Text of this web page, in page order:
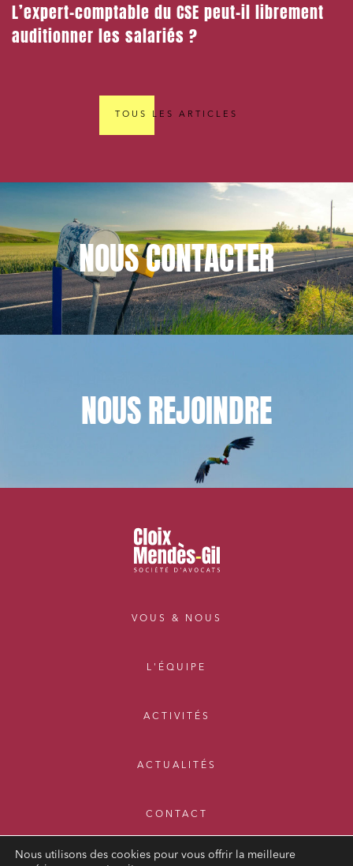
L’expert-comptable du CSE peut-il librement
auditionner les salariés ?
TOUS LES ARTICLES
NOUSCONTACTER
NOUSREJOINDRE
VOUS & NOUS
L'ÉQUIPE
ACTIVITÉS
ACTUALITÉS
CONTACT
Nous utilisons des cookies pour vous offrir la meilleure